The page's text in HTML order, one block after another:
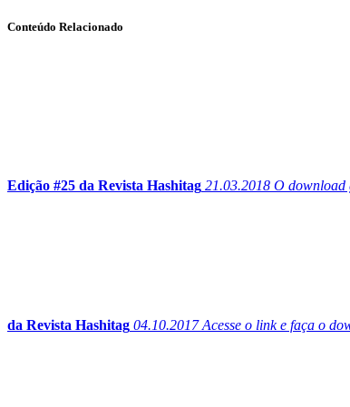
Conteúdo Relacionado
Edição #25 da Revista Hashitag 21.03.2018 O download
da Revista Hashitag 04.10.2017Acesse o link e faça o